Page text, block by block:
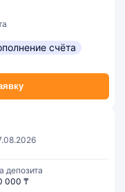
счёта
депозита
000 ₸